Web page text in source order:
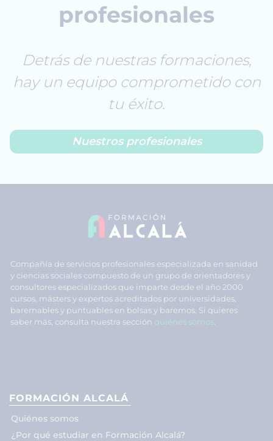
profesionales
Detrás de nuestras formaciones,
hay un equipo comprometido con
tu éxito.
Nuestros profesionales
Compañía de servicios profesionales especializada en sanidad
y ciencias sociales compuesto de un grupo de orientadores y
consultores especializados que imparte desde el año 2000
cursos, másters y expertos acreditados por universidades,
baremables y puntuables en bolsas y baremos. Si quieres
saber más, consulta nuestra sección quiénes somos
FORMACIÓN ALCALÁ
Quiénes somos
¿Por qué estudiar en Formación Alcalá?